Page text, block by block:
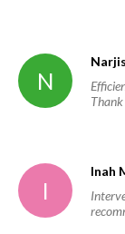
N
I
Inah